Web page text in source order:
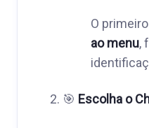
O
ao menu,
🎯 Escolha o